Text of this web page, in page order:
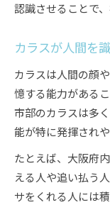
認識させることで
カラスが人間を
カラスは人間の顔
憶する能力がある
市部のカラスは多
能が特に発揮されや
たとえば、大阪府
える人や追い払う
サをくれる人には